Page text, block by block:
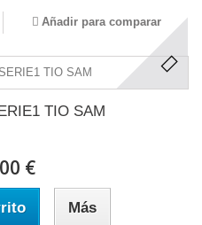
Añadir para comparar
TIO SAM
€
Más